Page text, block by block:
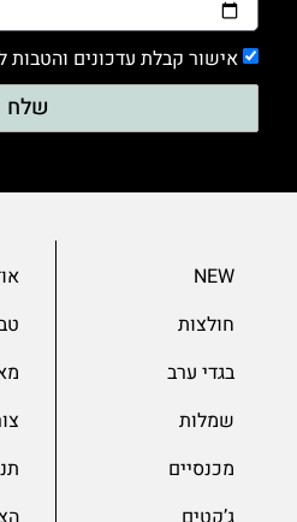
אישור קבלת עדכונים והטבות
שלח
NEW
חולצות
בגדי ערב
שמלות
מכנסיים